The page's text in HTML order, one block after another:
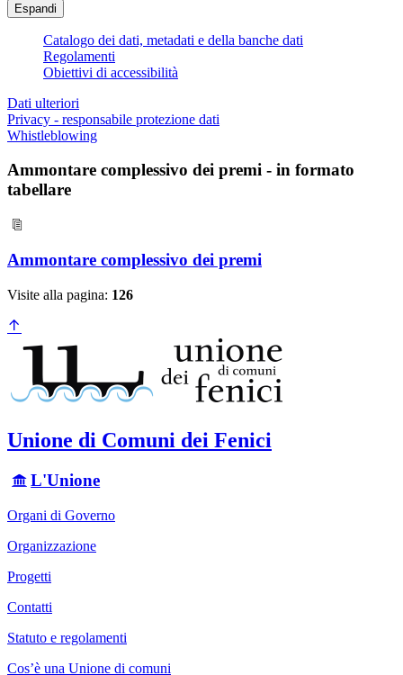
Espandi
Catalogo dei dati, metadati e della banche dati
Regolamenti
Obiettivi di accessibilità
Dati ulteriori
Privacy - responsabile protezione dati
Whistleblowing
Ammontare complessivo dei premi - in formato
tabellare
Ammontare complessivo dei premi
Visite alla pagina: 126
Unione di Comuni dei Fenici
L'Unione
Organi di Governo
Organizzazione
Progetti
Contatti
Statuto e regolamenti
Cos’è una Unione di comuni